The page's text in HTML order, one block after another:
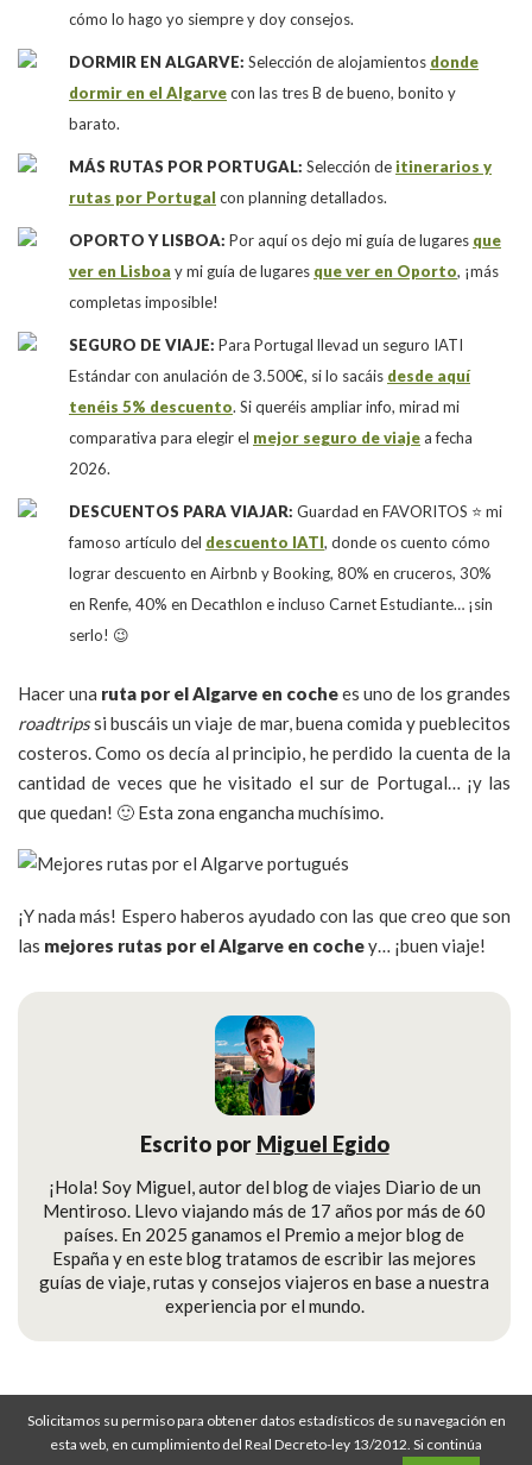
Solicitamos su permiso para obtener datos estadísticos de su navegación en
esta web, en cumplimiento del Real Decreto-ley 13/2012. Si continúa
cómo lo hago yo siempre y doy consejos.
DORMIR EN ALGARVE: Selección de alojamientos donde
dormir en el Algarvecon las tres B de bueno, bonito y
barato.
MÁS RUTAS POR PORTUGAL: Selección deitinerarios y
rutas por Portugal con planning detallados.
OPORTO Y LISBOA: Por aquí os dejo mi guía de lugares que
ver en Lisboa y mi guía de lugares que ver en Oporto, ¡más
completas imposible!
SEGURO DE VIAJE: Para Portugal llevad un seguro IATI
Estándar con anulación de 3.500€, si lo sacáis desde aquí
tenéis 5% descuento. Si queréis ampliar info, mirad mi
comparativa para elegir el mejor seguro de viajea fecha
2026.
DESCUENTOS PARA VIAJAR: Guardad en FAVORITOS ⭐ mi
famoso artículo del descuento IATI, donde os cuento cómo
lograr descuento en Airbnb y Booking, 80% en cruceros, 30%
en Renfe, 40% en Decathlon e incluso Carnet Estudiante… ¡sin
serlo! 😉
Hacer una ruta por el Algarve en cochees uno de los grandes
roadtripssi buscáis un viaje de mar, buena comida y pueblecitos
costeros. Como os decía al principio, he perdido la cuenta de la
cantidad de veces que he visitado el sur de Portugal… ¡y las
que quedan! 🙂 Esta zona engancha muchísimo.
¡Y nada más! Espero haberos ayudado con las que creo que son
las mejores rutas por el Algarve en cochey… ¡buen viaje!
Escrito por Miguel Egido
¡Hola! Soy Miguel, autor del blog de viajes Diario de un
Mentiroso. Llevo viajando más de 17 años por más de 60
países. En 2025 ganamos el Premio a mejor blog de
España y en este blog tratamos de escribir las mejores
guías de viaje, rutas y consejos viajeros en base a nuestra
experiencia por el mundo.
Diario de un Mentiroso © Copyright 2008-2026